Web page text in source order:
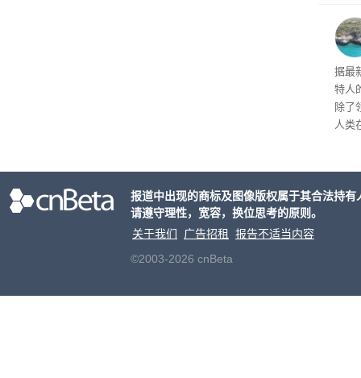
代
的蛋
类
据最
特人
除了
人类
报道中出现的商标及图像版权属于其合法持
请遵守理性，宽容，换位思考的原则。
关于我们
广告招租
报告不适当内容
©2003-2026 cnBeta